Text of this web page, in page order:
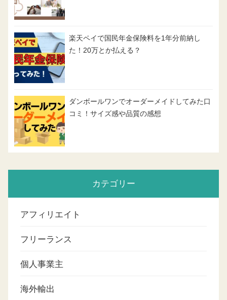
楽天ペイで国民年金保険料を1年分前納し
た！20万とか払える？
ダンボールワンでオーダーメイドしてみた口
コミ！サイズ感や品質の感想
カテゴリー
アフィリエイト
フリーランス
個人事業主
海外輸出